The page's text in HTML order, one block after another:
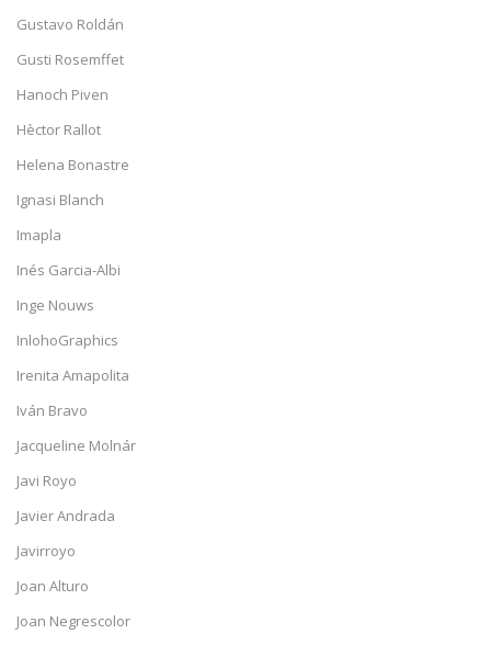
Gustavo Roldán
Gusti Rosemffet
Hanoch Piven
Hèctor Rallot
Helena Bonastre
Ignasi Blanch
Imapla
Inés Garcia-Albi
Inge Nouws
InlohoGraphics
Irenita Amapolita
Iván Bravo
Jacqueline Molnár
Javi Royo
Javier Andrada
Javirroyo
Joan Alturo
Joan Negrescolor